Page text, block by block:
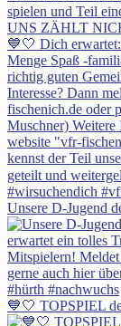
Unsere D-Jugend
💙🤍 TOPSPIEL